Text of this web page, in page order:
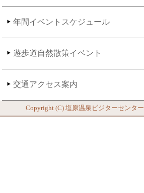
年間イベントスケジュール
遊歩道自然散策イベント
交通アクセス案内
Copyright (C)塩原温泉ビジターセンター